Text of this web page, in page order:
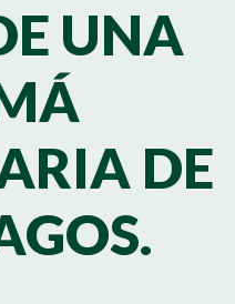
UNA
DE